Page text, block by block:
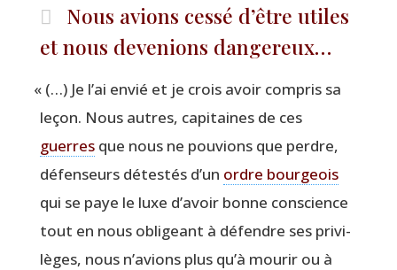
Nous avions cessé d’être utiles
et nous devenions dangereux…
« (…) Je l’ai envié et je crois avoir com­pris sa
leçon. Nous autres, capi­taines de ces
guerresque nous ne pou­vions que perdre,
défen­seurs détes­tés d’un ordre bour­geois
qui se paye le luxe d’avoir bonne conscience
tout en nous obli­geant à défendre ses pri­vi­
lèges, nous n’avions plus qu’à mou­rir ou à